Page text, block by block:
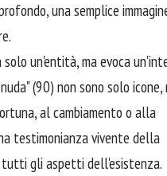
una semplice
solo un'entità, ma evoca
(90) non sono solo icone,
al cambiamento o alla
testimonianza vivente della
gli aspetti dell'esistenza.